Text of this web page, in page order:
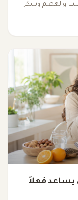
والهضم وسكر
يساعد فعلاً